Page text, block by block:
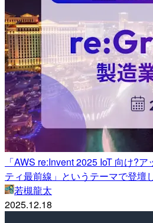
「AWS re:Invent 2025 IoT 向け?
ティ最前線」というテーマで登壇
若槻龍太
2025.12.18